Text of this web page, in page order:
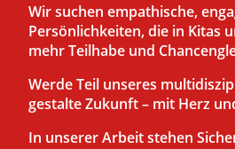
Wir suchen empathische,
Persönlichkeiten, die in Kitas
mehr Teilhabe und
Werde Teil unseres
gestalte Zukunft – mit Herz
In unserer Arbeit stehen